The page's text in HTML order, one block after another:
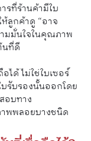
รที่ร้านค้ามีใบ
ลูกค้าดู “อาจ
ามมั่นใจในคุณภาพ
นที่ดี
ได้ ไม่ใช่ใบเซอร์
รับรองนั้นออกโดย
อบทาง
พพลอยบางชนิด